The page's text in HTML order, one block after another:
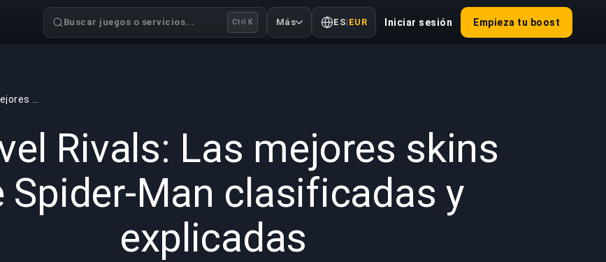
Buscar juegos o servicios... Ctrl K Más ES| EUR Iniciar sesión Empieza tu boost
Rivals: Las mejores skins
Spider-Man clasificadas y
explicadas